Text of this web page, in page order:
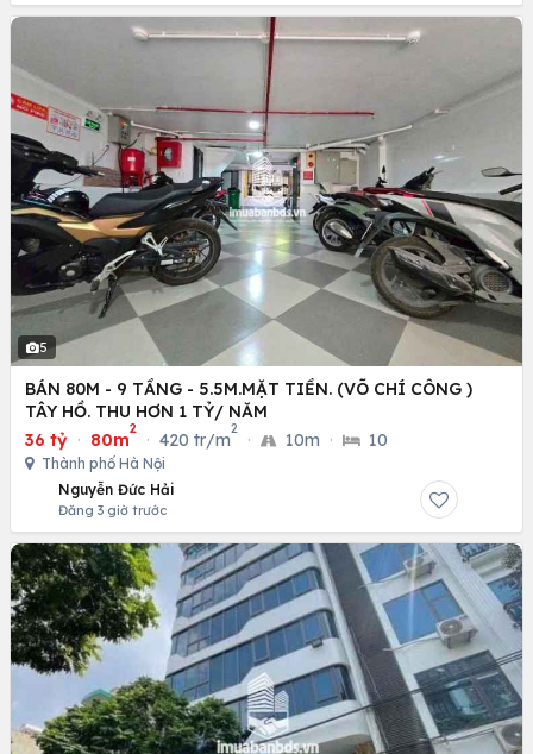
5
BÁN 80M - 9 TẦNG - 5.5M.MẶT TIỀN. (VÕ CHÍ CÔNG )
TÂY HỒ. THU HƠN 1 TỶ/ NĂM
36 tỷ · 80m
2
· 420 tr/m
2
· 10m · 10
Thành phố Hà Nội
Nguyễn Đức Hải
Đăng 3 giờ trước